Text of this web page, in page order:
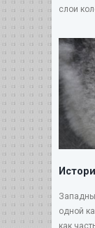
слои
одной
как